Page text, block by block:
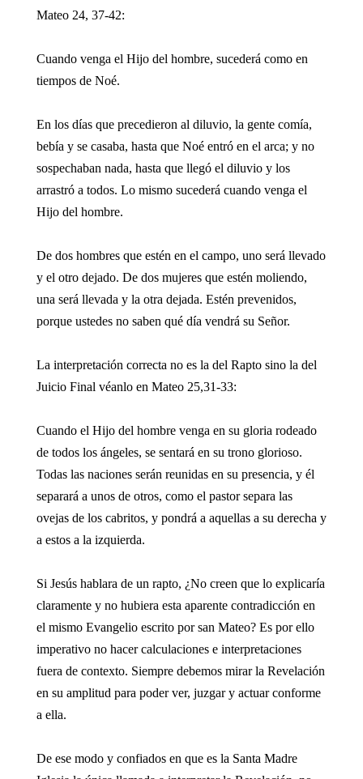
Mateo 24, 37-42:
Cuando venga el Hijo del hombre, sucederá como en
tiempos de Noé.
En los días que precedieron al diluvio, la gente comía,
bebía y se casaba, hasta que Noé entró en el arca; y no
sospechaban nada, hasta que llegó el diluvio y los
arrastró a todos. Lo mismo sucederá cuando venga el
Hijo del hombre.
De dos hombres que estén en el campo, uno será llevado
y el otro dejado. De dos mujeres que estén moliendo,
una será llevada y la otra dejada. Estén prevenidos,
porque ustedes no saben qué día vendrá su Señor.
La interpretación correcta no es la del Rapto sino la del
Juicio Final véanlo en Mateo 25,31-33:
Cuando el Hijo del hombre venga en su gloria rodeado
de todos los ángeles, se sentará en su trono glorioso.
Todas las naciones serán reunidas en su presencia, y él
separará a unos de otros, como el pastor separa las
ovejas de los cabritos, y pondrá a aquellas a su derecha y
a estos a la izquierda.
Si Jesús hablara de un rapto, ¿No creen que lo explicaría
claramente y no hubiera esta aparente contradicción en
el mismo Evangelio escrito por san Mateo? Es por ello
imperativo no hacer calculaciones e interpretaciones
fuera de contexto. Siempre debemos mirar la Revelación
en su amplitud para poder ver, juzgar y actuar conforme
a ella.
De ese modo y confiados en que es la Santa Madre